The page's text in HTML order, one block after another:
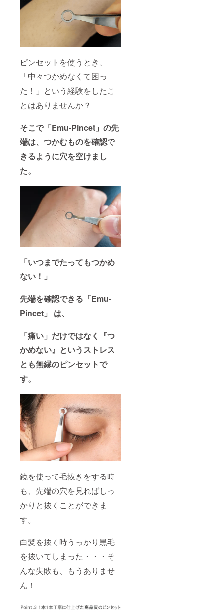
ピンセットを使うとき、
「中々つかめなくて困っ
た！」という経験をしたこ
とはありませんか？
そこで「Emu-Pincet」の先
端は、つかむものを確認で
きるように穴を空けまし
た。
「いつまでたってもつかめ
ない！」
先端を確認できる「Emu-
Pincet」 は、
「痛い」だけではなく『つ
かめない』というストレス
とも無縁のピンセットで
す。
鏡を使って毛抜きをする時
も、先端の穴を見ればしっ
かりと抜くことができま
す。
白髪を抜く時うっかり黒毛
を抜いてしまった・・・そ
んな失敗も、もうありませ
ん！